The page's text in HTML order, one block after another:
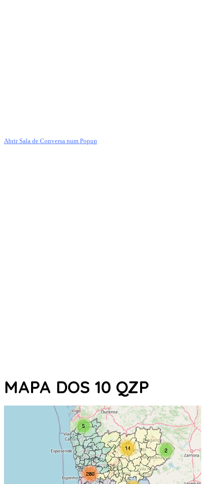
Abrir Sala de Conversa num Popup
MAPA DOS 10 QZP